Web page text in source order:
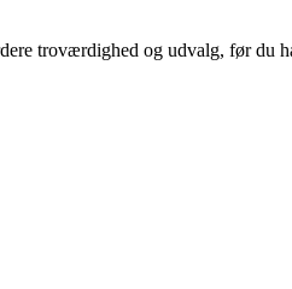
troværdighed og udvalg, før du